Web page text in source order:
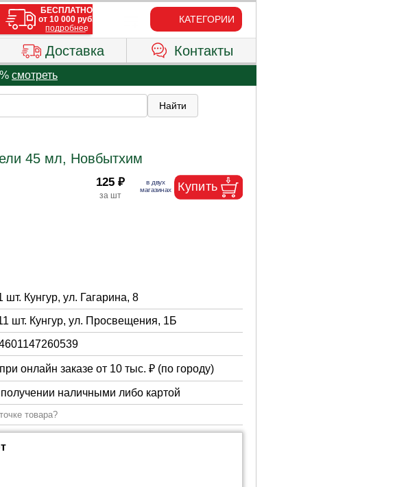
КАТЕГОРИИ
Доставка Контакты
смотреть
45 мл, Новбытхим
125 ₽
шт. Кунгур, ул. Гагарина, 8
шт. Кунгур, ул. Просвещения, 1Б
при онлайн заказе от 10 тыс. ₽ (по городу)
наличными либо картой
товара?